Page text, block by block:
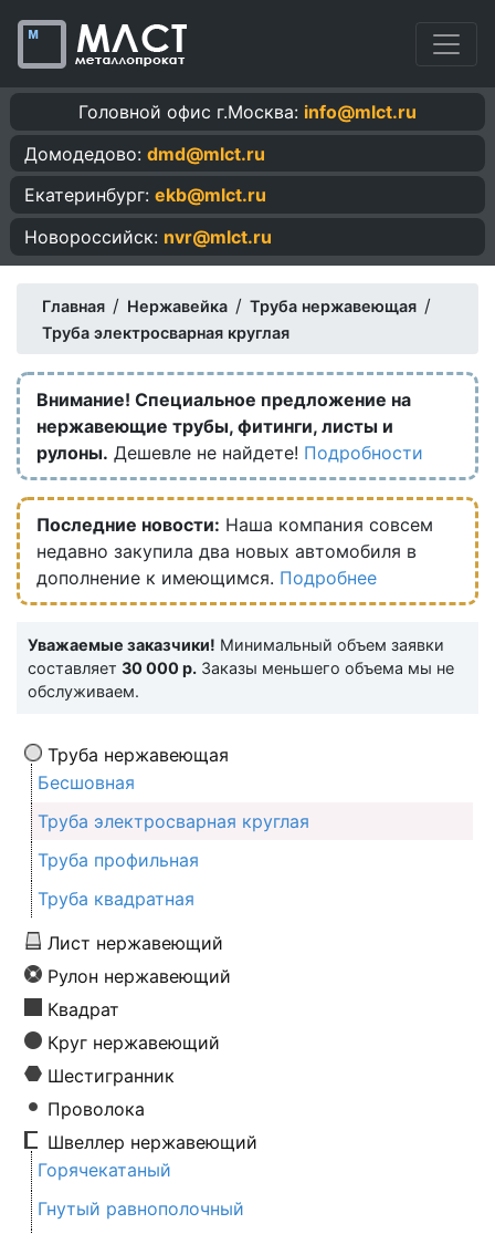
Головной офис г.Москва: info@mlct.ru
Домодедово: dmd@mlct.ru
Екатеринбург: ekb@mlct.ru
Новороссийск: nvr@mlct.ru
Главная / Нержавейка / Труба нержавеющая /
Труба электросварная круглая
Внимание! Специальное предложение на
нержавеющие трубы, фитинги, листы и
рулоны. Дешевле не найдете! Подробности
Последние новости: Наша компания совсем
недавно закупила два новых автомобиля в
дополнение к имеющимся. Подробнее
Уважаемые заказчики! Минимальный объем заявки
составляет 30 000 р. Заказы меньшего объема мы не
обслуживаем.
Труба нержавеющая
Бесшовная
Труба электросварная круглая
Труба профильная
Труба квадратная
Лист нержавеющий
Рулон нержавеющий
Квадрат
Круг нержавеющий
Шестигранник
Проволока
Швеллер нержавеющий
Горячекатаный
Гнутый равнополочный